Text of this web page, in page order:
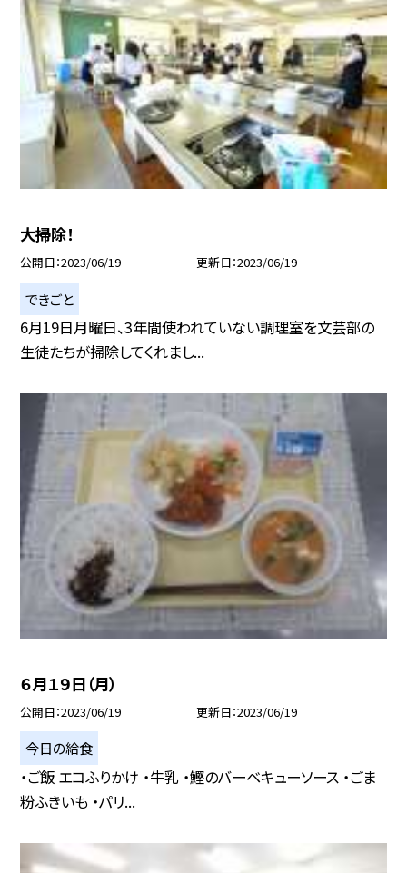
大掃除！
公開日 2023/06/19 更新日 2023/06/19
できごと
6月19日月曜日、3年間使われていない調理室を文芸部の
生徒たちが掃除してくれまし...
６月１９日（月）
公開日 2023/06/19 更新日 2023/06/19
今日の給食
・ご飯 エコふりかけ ・牛乳 ・鰹のバーベキューソース ・ごま
粉ふきいも ・パリ...